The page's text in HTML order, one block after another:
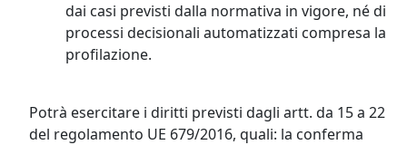
dai casi previsti dalla normativa in vigore, né di
processi decisionali automatizzati compresa la
profilazione.
Potrà esercitare i diritti previsti dagli artt. da 15 a 22
del regolamento UE 679/2016, quali: la conferma